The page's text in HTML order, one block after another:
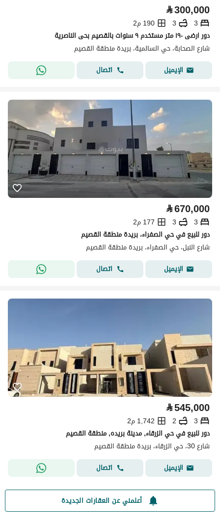
⃁300,000
3
3
190 م2
دور ارضى ١٩٠ متر مستخدم ٩ سنوات بالقصيم بحى الناصرية
شارع الصحابة، حي السالمية، بريدة منطقة القصيم
الإيميل
اتصال
⃁670,000
3
3
177 م2
دور للبيع في حي الصفراء، بريدة منطقة القصيم
شارع النبل، حي الصفراء، بريدة منطقة القصيم
الإيميل
اتصال
⃁545,000
3
2
1,742 م2
دور للبيع في حي الزرقاء, مدينة بريده, منطقة القصيم
شارع 30، حي الزرقاء، بريدة منطقة القصيم
الإيميل
اتصال
أعلمني عن العقارات الجديدة